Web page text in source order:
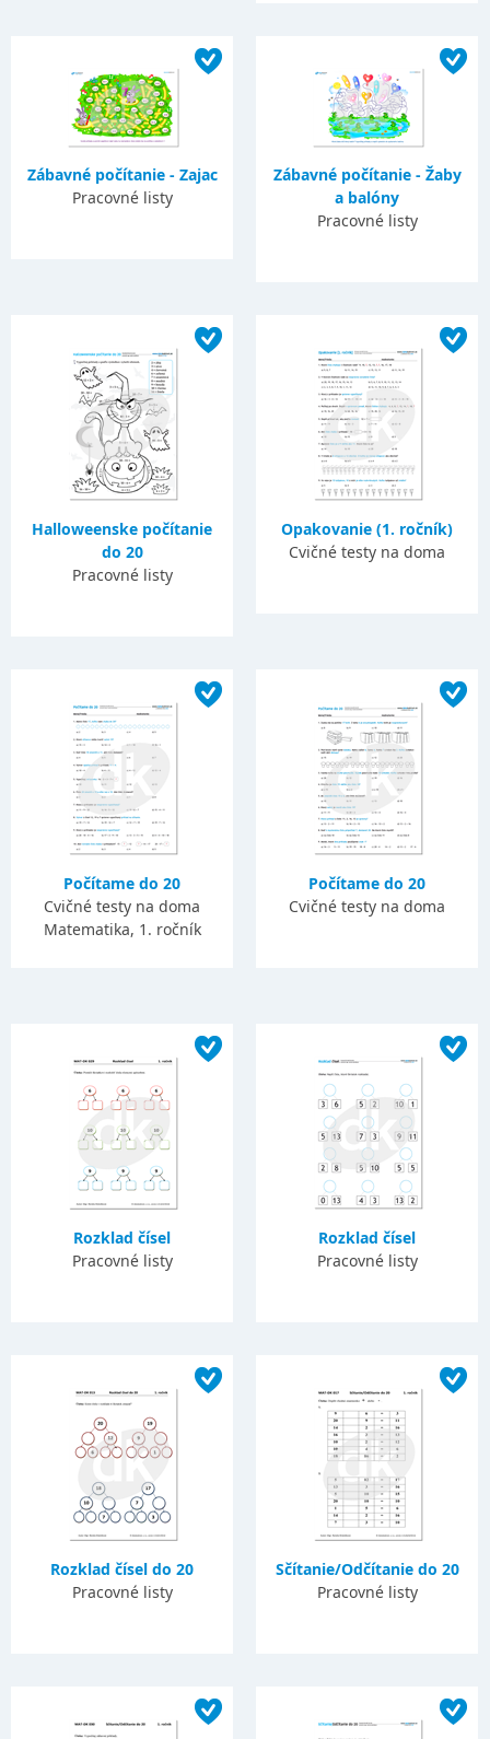
Zábavné počítanie - Zajac
Pracovné listy
Zábavné počítanie - Žaby
a balóny
Pracovné listy
Halloweenske počítanie
do 20
Pracovné listy
Opakovanie (1. ročník)
Cvičné testy na doma
Počítame do 20
Cvičné testy na doma
Matematika, 1. ročník
Počítame do 20
Cvičné testy na doma
Rozklad čísel
Pracovné listy
Rozklad čísel
Pracovné listy
Rozklad čísel do 20
Pracovné listy
Sčítanie/Odčítanie do 20
Pracovné listy